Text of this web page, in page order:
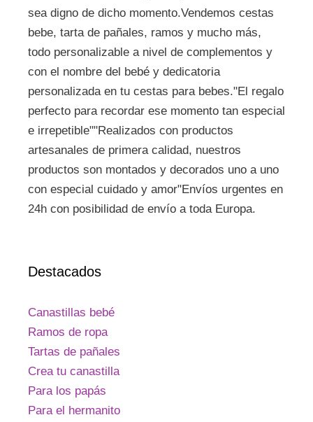
sea digno de dicho momento.Vendemos cestas
bebe, tarta de pañales, ramos y mucho más,
todo personalizable a nivel de complementos y
con el nombre del bebé y dedicatoria
personalizada en tu cestas para bebes."El regalo
perfecto para recordar ese momento tan especial
e irrepetible""Realizados con productos
artesanales de primera calidad, nuestros
productos son montados y decorados uno a uno
con especial cuidado y amor"Envíos urgentes en
24h con posibilidad de envío a toda Europa.
Destacados
Canastillas bebé
Ramos de ropa
Tartas de pañales
Crea tu canastilla
Para los papás
Para el hermanito